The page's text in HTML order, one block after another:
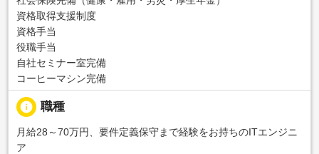
資格取得支援制度
資格手当
役職手当
自社セミナー室完備
コーヒーマシン完備
info 職種
月給28～70万円、要件定義保守まで経験をお持ちのITエンジニ
ア